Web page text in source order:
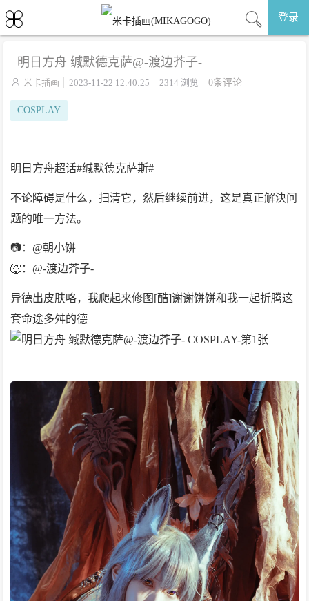
登录
明日方舟 缄默德克萨@-渡边芥子-
 米卡插画 2023-11-22 12:40:25 2314 浏览 0条评论
COSPLAY
明日方舟超话#缄默德克萨斯#
不论障碍是什么，扫清它，然后继续前进，这是真正解決问
题的唯一方法。
📷：@朝小饼
🐺：@-渡边芥子-
异德出皮肤咯，我爬起来修图[酷]谢谢饼饼和我一起折腾这
套命途多舛的德 ​​​